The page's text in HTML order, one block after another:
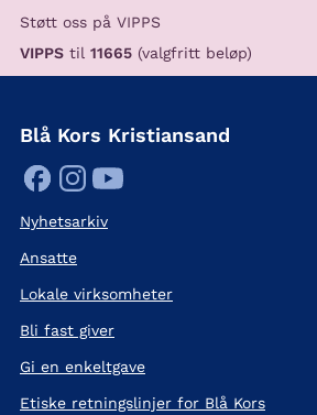
Støtt oss på VIPPS
VIPPS til 11665 (valgfritt beløp)
Blå Kors Kristiansand
Nyhetsarkiv
Ansatte
Lokale virksomheter
Bli fast giver
Gi en enkeltgave
Etiske retningslinjer for Blå Kors